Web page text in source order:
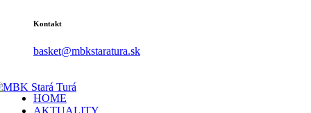
Kontakt
basket@mbkstaratura.sk
HOME
AKTUALITY